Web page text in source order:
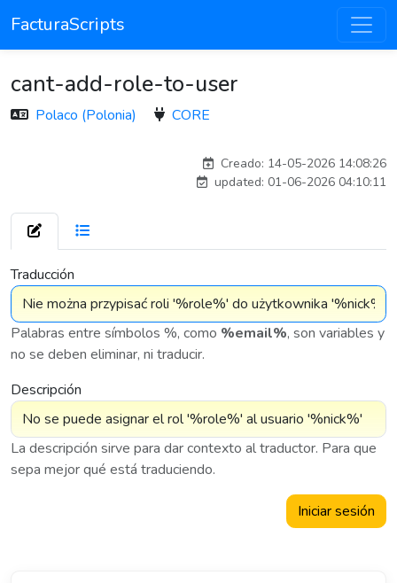
FacturaScripts
cant-add-role-to-user
Polaco (Polonia) CORE
Creado: 14-05-2026 14:08:26
updated: 01-06-2026 04:10:11
Traducción
Palabras entre símbolos %, como %email%, son variables y
no se deben eliminar, ni traducir.
Descripción
La descripción sirve para dar contexto al traductor. Para que
sepa mejor qué está traduciendo.
Iniciar sesión